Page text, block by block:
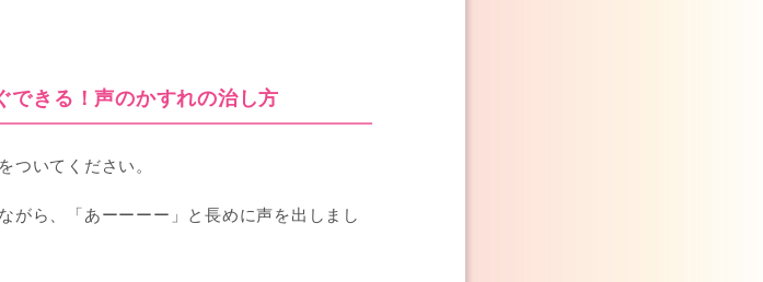
できる！声のかすれの治し方
ついてください。
がら、「あーーーー」と長めに声を出しまし